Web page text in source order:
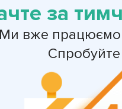
за
вже працюємо
Спробуйте